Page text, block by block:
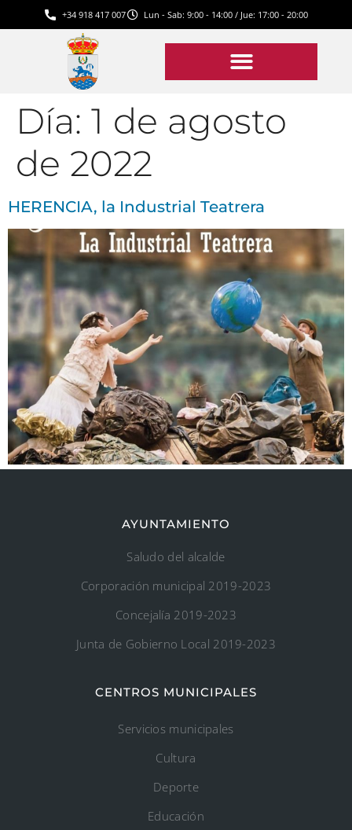
+34 918 417 007 Lun - Sab: 9:00 - 14:00 / Jue: 17:00 - 20:00
Día: 1 de agosto
de 2022
HERENCIA, la Industrial Teatrera
AYUNTAMIENTO
Saludo del alcalde
Corporación municipal 2019-2023
Concejalía 2019-2023
Junta de Gobierno Local 2019-2023
CENTROS MUNICIPALES
Servicios municipales
Cultura
Deporte
Educación